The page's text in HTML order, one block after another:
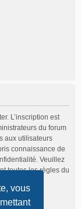
vous
L’inscription est
du forum
aux utilisateurs
connaissance de
Veuillez
toutes les règles du